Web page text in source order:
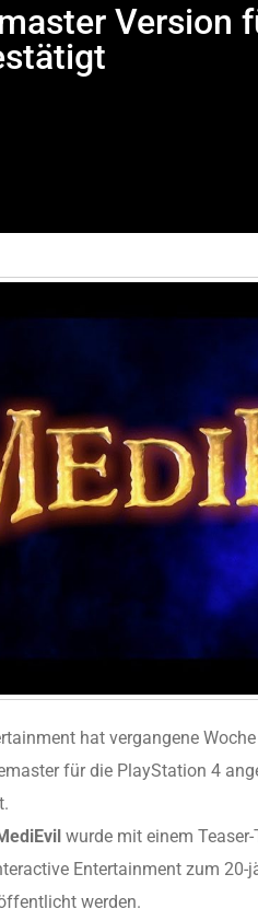
Version
hat vergangene
für die PlayStation 4
wurde mit einem
Entertainment zum
werden.